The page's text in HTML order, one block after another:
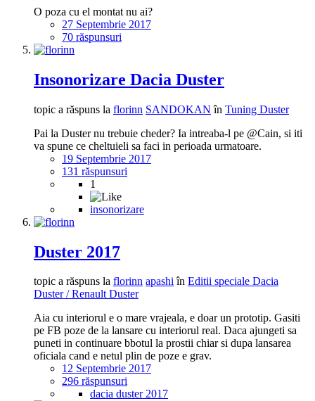
O poza cu el montat nu ai?
27 Septembrie 2017
70 răspunsuri
Insonorizare Dacia Duster
topic a răspuns la florinn SANDOKAN în Tuning Duster
Pai la Duster nu trebuie cheder? Ia intreaba-l pe @Cain, si iti
va spune ce cheltuieli sa faci in perioada urmatoare.
19 Septembrie 2017
131 răspunsuri
1
insonorizare
Duster 2017
topic a răspuns la florinn apashiîn Editii speciale Dacia
Duster / Renault Duster
Aia cu interiorul e o mare vrajeala, e doar un prototip. Gasiti
pe FB poze de la lansare cu interiorul real. Daca ajungeti sa
puneti in continuare bbotul la prostii chiar si dupa lansarea
oficiala cand e netul plin de poze e grav.
12 Septembrie 2017
296 răspunsuri
dacia duster 2017